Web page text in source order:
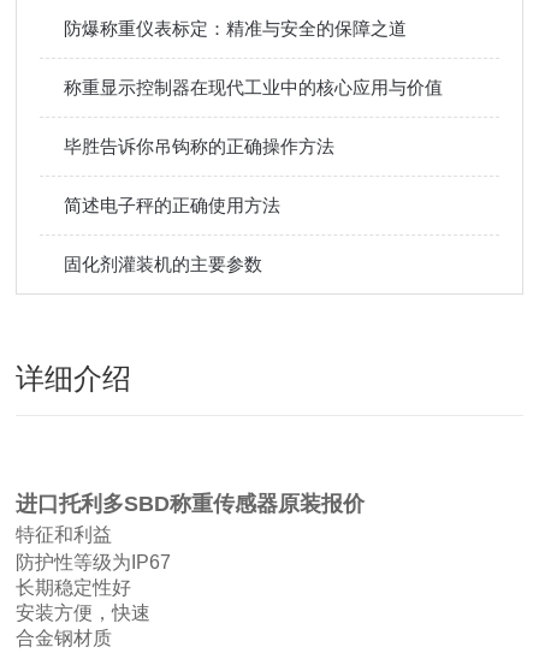
防爆称重仪表标定：精准与安全的保障之道
称重显示控制器在现代工业中的核心应用与价值
毕胜告诉你吊钩称的正确操作方法
简述电子秤的正确使用方法
固化剂灌装机的主要参数
详细介绍
进口托利多SBD称重传感器原装报价
特征和利益
防护性等级为IP67
长期稳定性好
安装方便，快速
合金钢材质